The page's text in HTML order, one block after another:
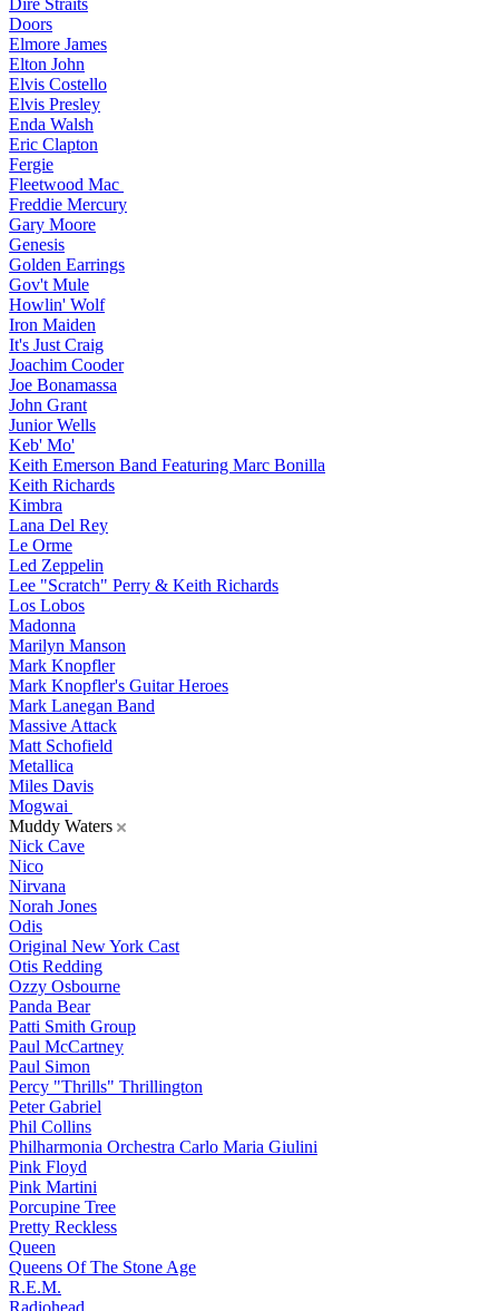
Doors
Elmore James
Elton John
Elvis Costello
Elvis Presley
Enda Walsh
Eric Clapton
Fergie
Fleetwood Mac
Freddie Mercury
Gary Moore
Genesis
Golden Earrings
Gov't Mule
Howlin' Wolf
Iron Maiden
It's Just Craig
Joachim Cooder
Joe Bonamassa
John Grant
Junior Wells
Keb' Mo'
Keith Emerson Band Featuring Marc Bonilla
Keith Richards
Kimbra
Lana Del Rey
Le Orme
Led Zeppelin
Lee "Scratch" Perry & Keith Richards
Los Lobos
Madonna
Marilyn Manson
Mark Knopfler
Mark Knopfler's Guitar Heroes
Mark Lanegan Band
Massive Attack
Matt Schofield
Metallica
Miles Davis
Mogwai
Muddy Waters
Nick Cave
Nico
Nirvana
Norah Jones
Odis
Original New York Cast
Otis Redding
Ozzy Osbourne
Panda Bear
Patti Smith Group
Paul McCartney
Paul Simon
Percy "Thrills" Thrillington
Peter Gabriel
Phil Collins
Philharmonia Orchestra Carlo Maria Giulini
Pink Floyd
Pink Martini
Porcupine Tree
Pretty Reckless
Queen
Queens Of The Stone Age
R.E.M.
Radiohead